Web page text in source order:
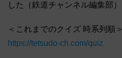
した（鉄道チャンネル編集部）
＜これまでのクイズ 時系列順＞
https://tetsudo-ch.com/quiz